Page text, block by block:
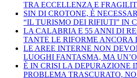
TRA ECCELLENZA E
SIN DI CROTONE, È
“IL TURISMO DEI RIFIUTI” IN
LA CALABRIA E 55 ANNI DI
TANTE LE RIFORME ANCORA
LE AREE INTERNE NON
LUOGHI FANTASMA, MA
È IN CRISI LA DEPURAZIONE
PROBLEMA TRASCURATO,